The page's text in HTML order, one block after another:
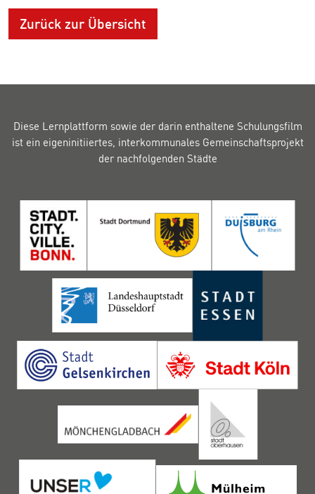
Zurück zur Übersicht
Diese Lernplattform sowie der darin enthaltene Schulungsfilm
ist ein eigeninitiiertes, interkommunales Gemeinschaftsprojekt
der nachfolgenden Städte